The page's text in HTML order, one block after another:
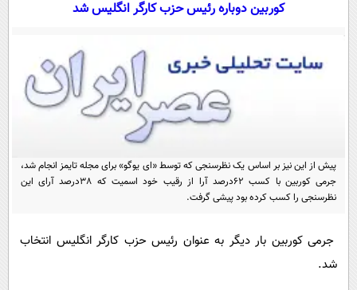
سیاسی
اقتصادی
جامعه
حوادث
یک برش دانایی
محیط زیست
سفر و تفریح
بین الملل
علم و دانش
فناوری و It
قرآن
سرگرمی
فیلم
کوربین دوباره رئیس حزب کارگر انگلیس شد
پیش از این نیز بر اساس یک نظرسنجی که توسط «ای یوگو» برای مجله تایمز انجام شد،
جرمی کوربین با کسب 62درصد آرا از رقیب خود اسمیت که 38درصد آرای این
نظرسنجی را کسب کرده بود پیشی گرفت.
جرمی کوربین بار دیگر به عنوان رئیس حزب کارگر انگلیس انتخاب
شد.